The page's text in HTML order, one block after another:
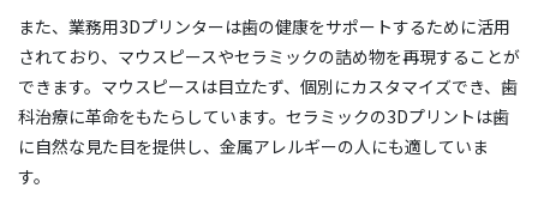
また、業務用3Dプリンターは歯の健康をサポートするために活用
されており、マウスピースやセラミックの詰め物を再現することが
できます。マウスピースは目立たず、個別にカスタマイズでき、歯
科治療に革命をもたらしています。セラミックの3Dプリントは歯
に自然な見た目を提供し、金属アレルギーの人にも適していま
す。